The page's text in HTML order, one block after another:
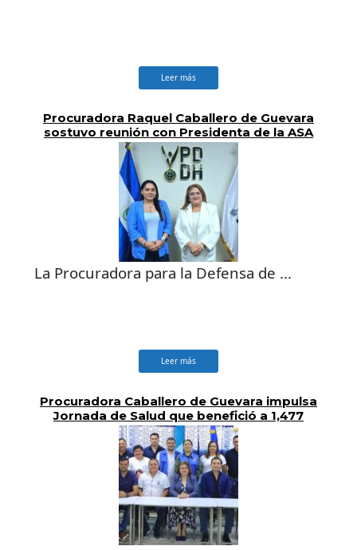
Leer más
Procuradora Raquel Caballero de Guevara
sostuvo reunión con Presidenta de la ASA
La Procuradora para la Defensa de ...
Leer más
Procuradora Caballero de Guevara impulsa
Jornada de Salud que benefició a 1,477
personas